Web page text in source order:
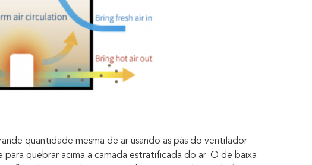
quantidade mesma de ar usando as pás do ventilador
quebrar acima a camada estratificada do ar. O de baixa